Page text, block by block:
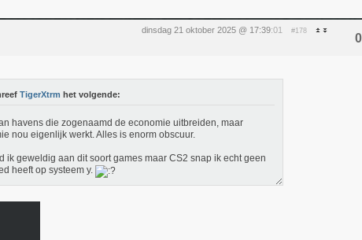
dinsdag 21 oktober 2025 @ 17:39:01 #178
TigerXtrm het volgende:
havens die zogenaamd de economie uitbreiden, maar
nou eigenlijk werkt. Alles is enorm obscuur.
ik geweldig aan dit soort games maar CS2 snap ik echt geen
heeft op systeem y.